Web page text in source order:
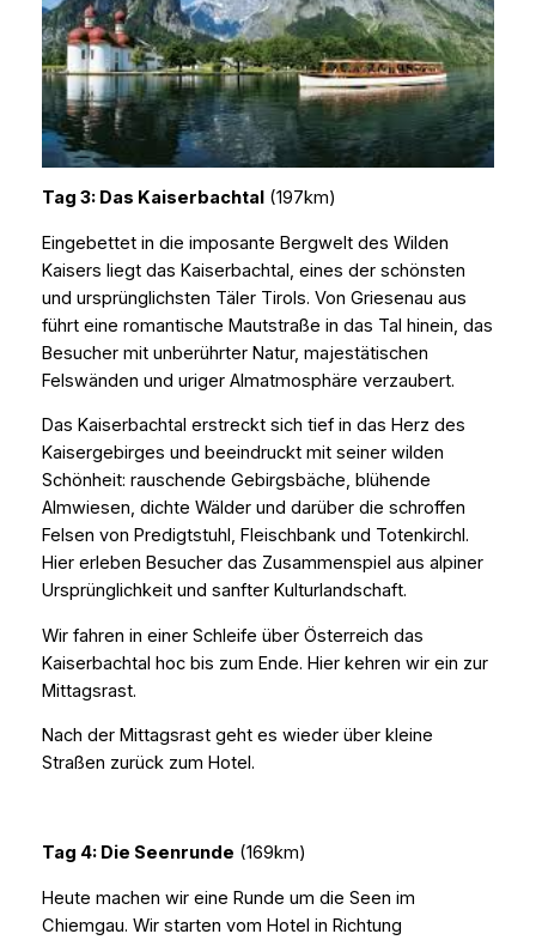
Tag 3: Das Kaiserbachtal(197km)
Eingebettet in die imposante Bergwelt des Wilden
Kaisers liegt das Kaiserbachtal, eines der schönsten
und ursprünglichsten Täler Tirols. Von Griesenau aus
führt eine romantische Mautstraße in das Tal hinein, das
Besucher mit unberührter Natur, majestätischen
Felswänden und uriger Almatmosphäre verzaubert.
Das Kaiserbachtal erstreckt sich tief in das Herz des
Kaisergebirges und beeindruckt mit seiner wilden
Schönheit: rauschende Gebirgsbäche, blühende
Almwiesen, dichte Wälder und darüber die schroffen
Felsen von Predigtstuhl, Fleischbank und Totenkirchl.
Hier erleben Besucher das Zusammenspiel aus alpiner
Ursprünglichkeit und sanfter Kulturlandschaft.
Wir fahren in einer Schleife über Österreich das
Kaiserbachtal hoc bis zum Ende. Hier kehren wir ein zur
Mittagsrast.
Nach der Mittagsrast geht es wieder über kleine
Straßen zurück zum Hotel.
Tag 4: Die Seenrunde (169km)
Heute machen wir eine Runde um die Seen im
Chiemgau. Wir starten vom Hotel in Richtung